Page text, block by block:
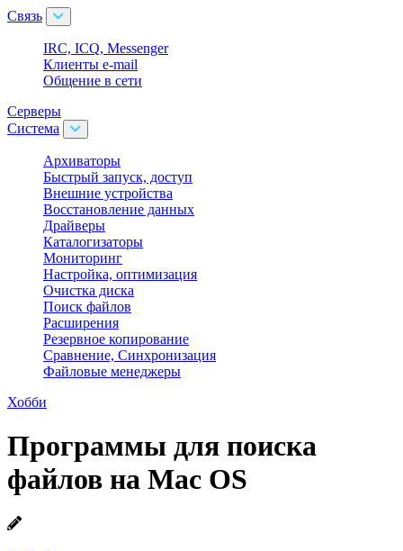
Связь
IRC, ICQ, Messenger
Клиенты e-mail
Общение в сети
Серверы
Система
Архиваторы
Быстрый запуск, доступ
Внешние устройства
Восстановление данных
Драйверы
Каталогизаторы
Мониторинг
Настройка, оптимизация
Очистка диска
Поиск файлов
Расширения
Резервное копирование
Сравнение, Синхронизация
Файловые менеджеры
Хобби
Программы для поиска
файлов на Mac OS